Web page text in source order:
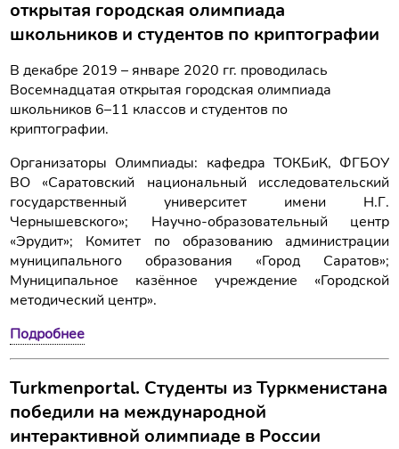
открытая городская олимпиада
школьников и студентов по криптографии
В декабре 2019 – январе 2020 гг. проводилась
Восемнадцатая открытая городская олимпиада
школьников 6–11 классов и студентов по
криптографии.
Организаторы Олимпиады: кафедра ТОКБиК, ФГБОУ
ВО «Саратовский национальный исследовательский
государственный университет имени Н.Г.
Чернышевского»; Научно-образовательный центр
«Эрудит»; Комитет по образованию администрации
муниципального образования «Город Саратов»;
Муниципальное казённое учреждение «Городской
методический центр».
Подробнее
Turkmenportal. Студенты из Туркменистана
победили на международной
интерактивной олимпиаде в России